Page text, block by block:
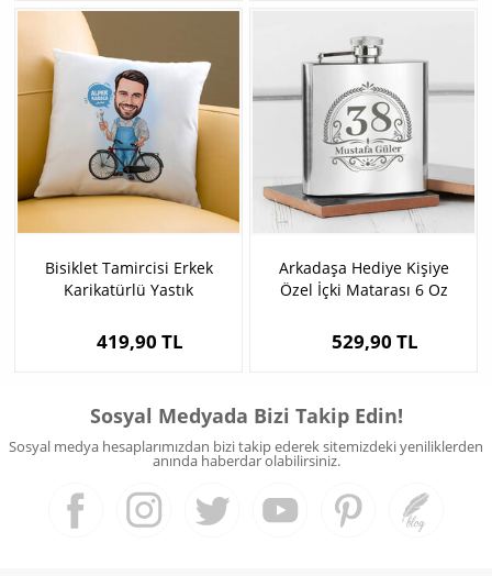
Bisiklet Tamircisi Erkek
Karikatürlü Yastık
419,90 TL
Arkadaşa Hediye Kişiye
Özel İçki Matarası 6 Oz
529,90 TL
Sosyal Medyada Bizi Takip Edin!
Sosyal medya hesaplarımızdan bizi takip ederek sitemizdeki yeniliklerden
anında haberdar olabilirsiniz.